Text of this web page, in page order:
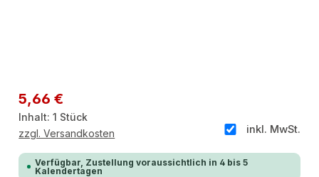
Regulärer Preis:
5,66 €
Inhalt:1 Stück
inkl. MwSt.
zzgl. Versandkosten
Verfügbar, Zustellung voraussichtlich in 4 bis 5
Kalendertagen